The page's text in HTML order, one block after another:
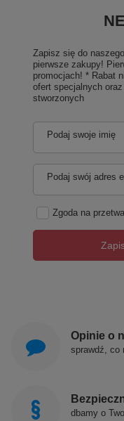
Zapisz się do
pierwsze zakupy!
promocjach! * Rabat
ofert specjalnych
stworzonych
Podaj swoje imię
Podaj swój adres
Zgoda na
Opinie o
sprawdź, co
dbamy o